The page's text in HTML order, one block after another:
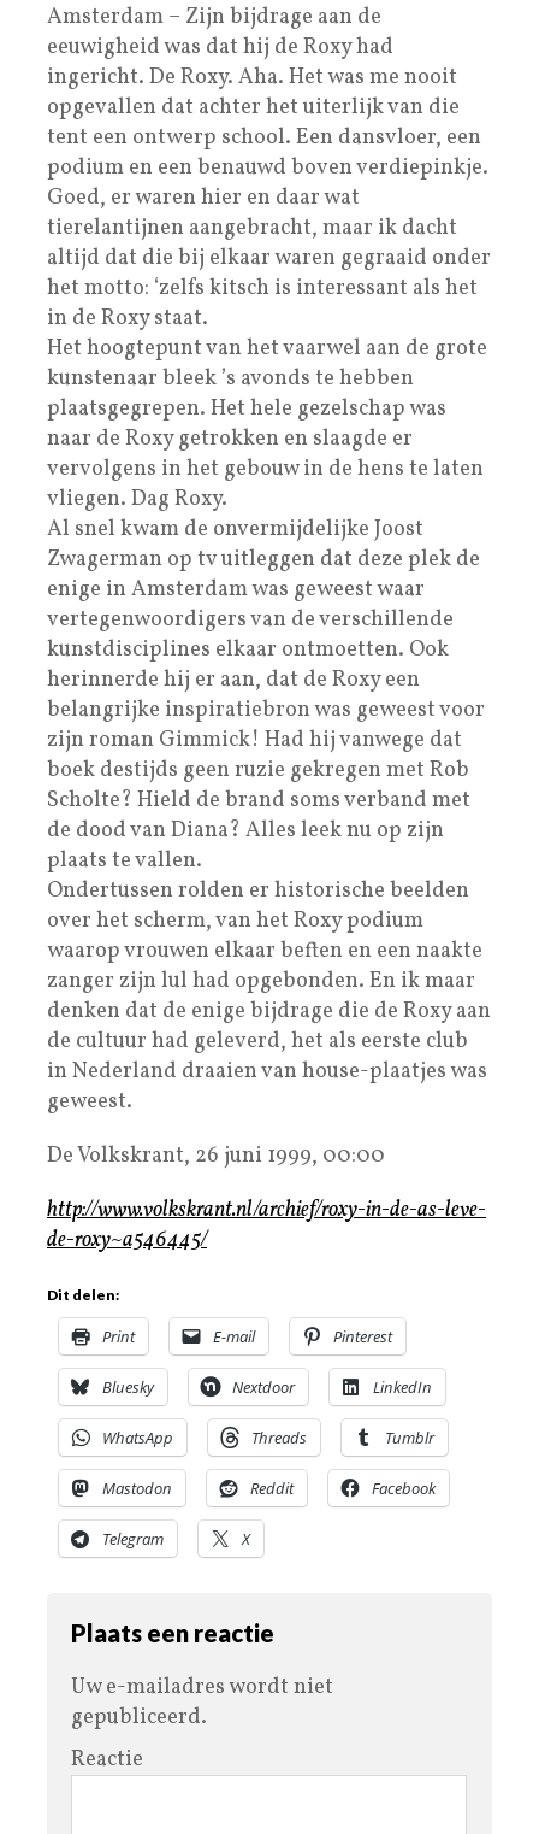
Amsterdam – Zijn bijdrage aan de
eeuwigheid was dat hij de Roxy had
ingericht. De Roxy. Aha. Het was me nooit
opgevallen dat achter het uiterlijk van die
tent een ontwerp school. Een dansvloer, een
podium en een benauwd boven verdiepinkje.
Goed, er waren hier en daar wat
tierelantijnen aangebracht, maar ik dacht
altijd dat die bij elkaar waren gegraaid onder
het motto: ‘zelfs kitsch is interessant als het
in de Roxy staat.
Het hoogtepunt van het vaarwel aan de grote
kunstenaar bleek ’s avonds te hebben
plaatsgegrepen. Het hele gezelschap was
naar de Roxy getrokken en slaagde er
vervolgens in het gebouw in de hens te laten
vliegen. Dag Roxy.
Al snel kwam de onvermijdelijke Joost
Zwagerman op tv uitleggen dat deze plek de
enige in Amsterdam was geweest waar
vertegenwoordigers van de verschillende
kunstdisciplines elkaar ontmoetten. Ook
herinnerde hij er aan, dat de Roxy een
belangrijke inspiratiebron was geweest voor
zijn roman Gimmick! Had hij vanwege dat
boek destijds geen ruzie gekregen met Rob
Scholte? Hield de brand soms verband met
de dood van Diana? Alles leek nu op zijn
plaats te vallen.
Ondertussen rolden er historische beelden
over het scherm, van het Roxy podium
waarop vrouwen elkaar beften en een naakte
zanger zijn lul had opgebonden. En ik maar
denken dat de enige bijdrage die de Roxy aan
de cultuur had geleverd, het als eerste club
in Nederland draaien van house-plaatjes was
geweest.
De Volkskrant, 26 juni 1999, 00:00
http://www.volkskrant.nl/archief/roxy-in-de-as-leve-
de-roxy~a546445/
Dit delen:
Print E-mail Pinterest
Bluesky Nextdoor LinkedIn
WhatsApp Threads Tumblr
Mastodon Reddit Facebook
Telegram X
Plaats een reactie
Uw e-mailadres wordt niet
gepubliceerd.
Reactie